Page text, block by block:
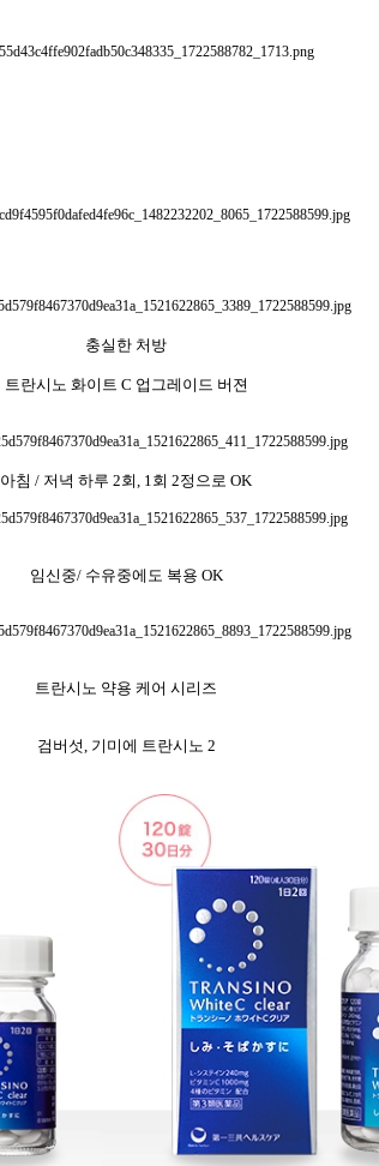
충실한 처방
트란시노 화이트 C 업그레이드 버젼
아침 / 저녁 하루 2회, 1회 2정으로 OK
임신중/ 수유중에도 복용 OK
트란시노 약용 케어 시리즈
검버섯, 기미에 트란시노 2